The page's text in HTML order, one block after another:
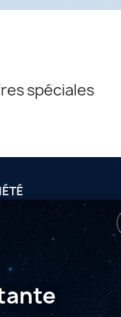
spéciales